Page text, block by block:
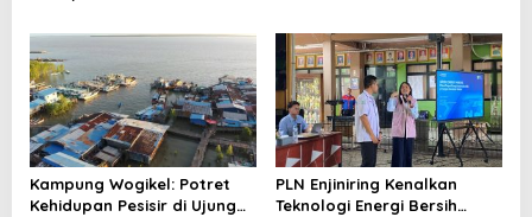
Menghindari Spekulasi
Berlebihan
Perubahan Iklim
Kampung Wogikel: Potret
Kehidupan Pesisir di Ujung
PLN Enjiniring Kenalkan
Teknologi Energi Bersih